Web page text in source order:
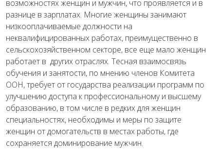
возможностях женщин и мужчин, что проявляется и в
разнице в зарплатах. Многие женщины занимают
низкооплачиваемые должности на
неквалифицированных работах, преимущественно в
сельскохозяйственном секторе, все еще мало женщин
работает в других отраслях. Тесная взаимосвязь
обучения и занятости, по мнению членов Комитета
ООН, требует от государства реализации программ по
улучшению доступа к профессиональному и высшему
образованию, в том числе в редких для женщин
специальностях, необходимы и меры по защите
женщин от домогательств в местах работы, где
сохраняется доминирование мужчин.